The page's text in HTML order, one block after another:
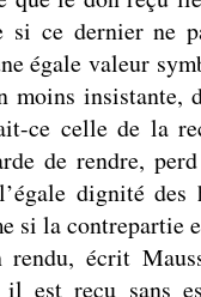
si ce dernier ne
égale valeur
moins insistante,
ce celle de la
de rendre,
dignité des
si la
écrit
il est reçu sans